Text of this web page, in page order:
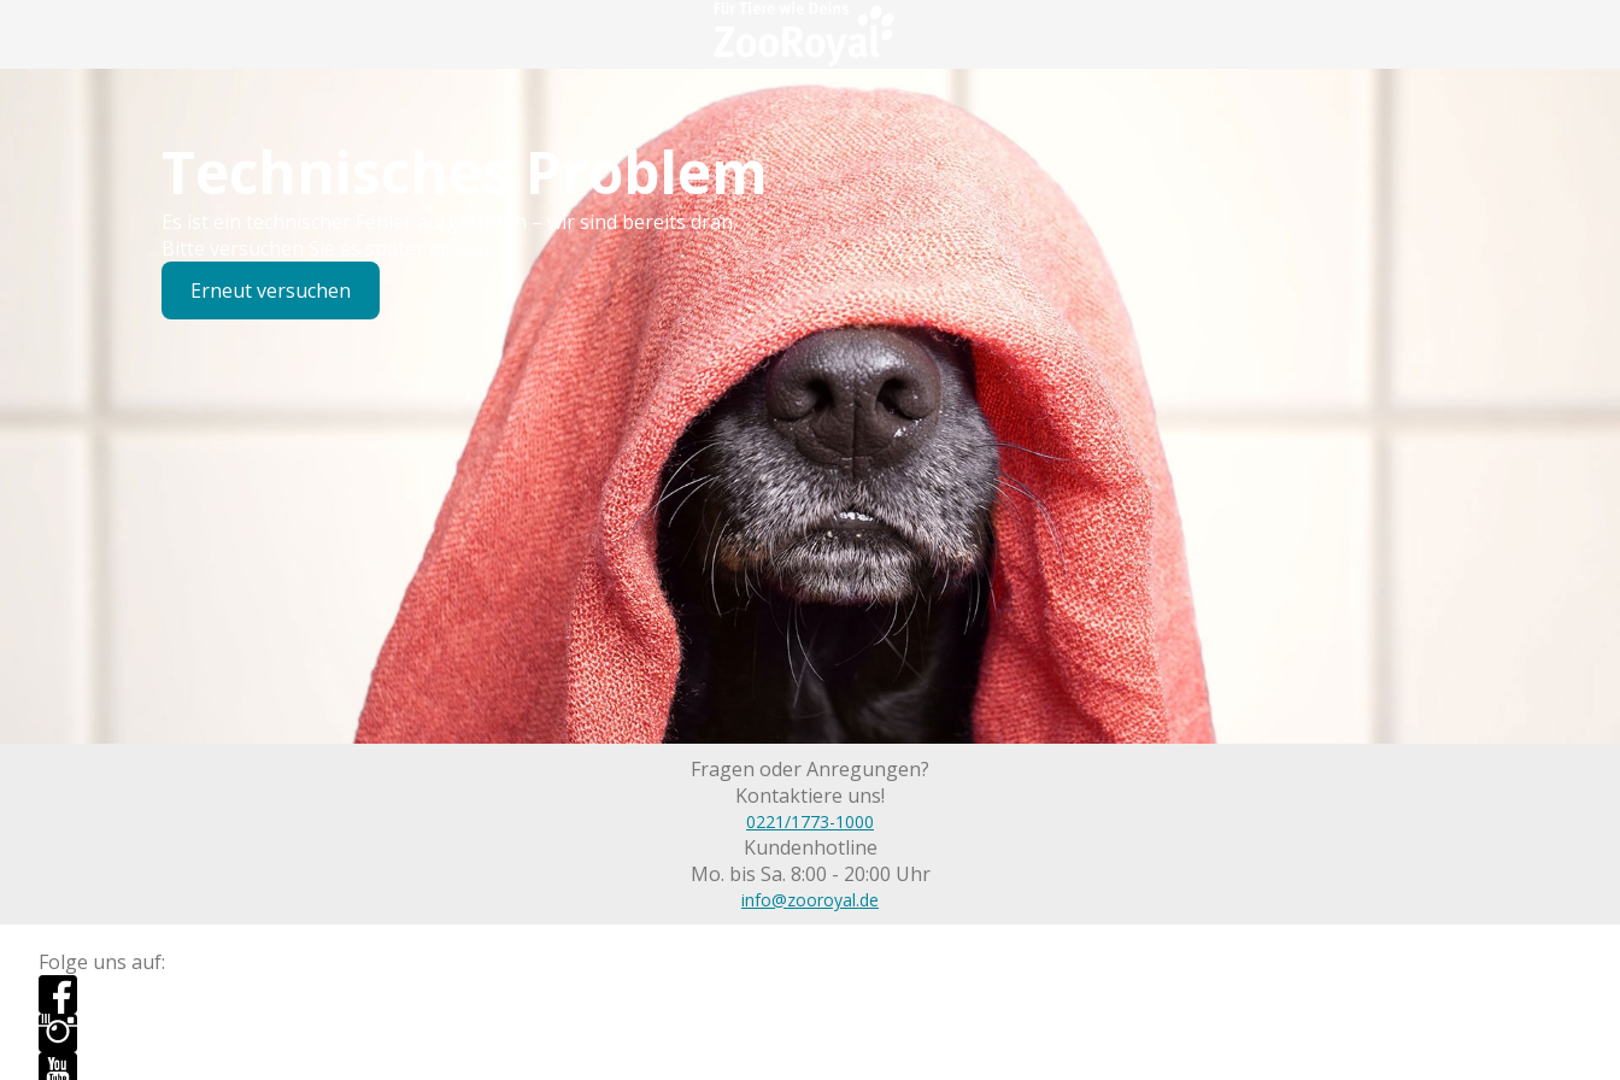
Technisches Problem
Es ist ein technischer Fehler aufgetreten – wir sind bereits dran.
Bitte versuchen Sie es später erneut.
Erneut versuchen
Fragen oder Anregungen?
Kontaktiere uns!
0221/1773-1000
Kundenhotline
Mo. bis Sa. 8:00 - 20:00 Uhr
info@zooroyal.de
Folge uns auf: